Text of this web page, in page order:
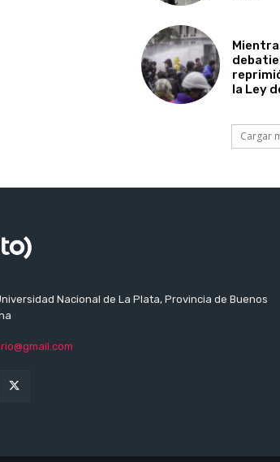
la Ley
Cargar
Nacional de La Plata, Provincia de Buenos